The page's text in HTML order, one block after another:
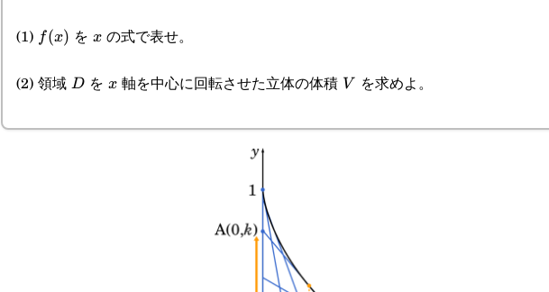
(1) f(x)
f(x) を x
xの式で表せ。
(2) 領域 D
D をx
x 軸を中心に回転させた立体の体積 V
V を求めよ。